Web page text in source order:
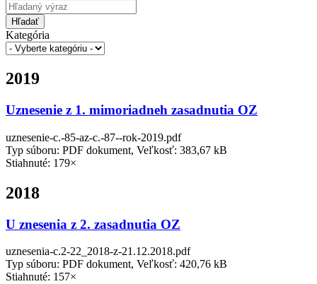
Hľadať
Kategória
2019
Uznesenie z 1. mimoriadneh zasadnutia OZ
uznesenie-c.-85-az-c.-87--rok-2019.pdf
Typ súboru: PDF dokument, Veľkosť: 383,67 kB
Stiahnuté: 179×
2018
U znesenia z 2. zasadnutia OZ
uznesenia-c.2-22_2018-z-21.12.2018.pdf
Typ súboru: PDF dokument, Veľkosť: 420,76 kB
Stiahnuté: 157×